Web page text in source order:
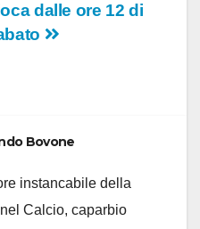
dalle ore 12 di
Bovone
instancabile della
Calcio, caparbio